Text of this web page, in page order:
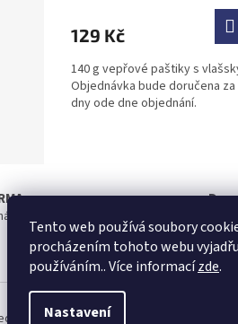
Tento web používá soubory
procházením tohoto webu
používáním.. Více informacízde.
Nastavení
129 Kč
140 g vepřové paštiky s
Objednávka bude doručena
dny ode dne objednání.
NEBO dodání
km.
práva vyhrazena.